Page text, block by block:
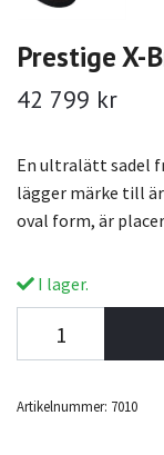
Prestige X-
42 799 kr
En ultralätt sadel
lägger märke till
oval form, är
I lager.
Artikelnummer: 7010